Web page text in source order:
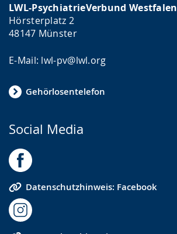
LWL-PsychiatrieVerbund Westfalen
Hörsterplatz 2
48147 Münster
E-Mail: lwl-pv@lwl.org
Gehörlosentelefon
Social Media
Datenschutzhinweis: Facebook